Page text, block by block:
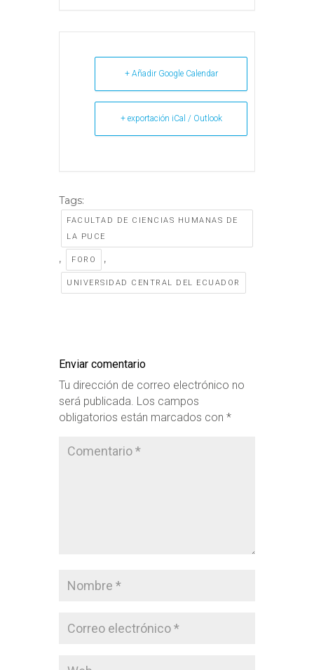
+ Añadir Google Calendar
+ exportación iCal / Outlook
Tags:
FACULTAD DE CIENCIAS HUMANAS DE
LA PUCE
, FORO ,
UNIVERSIDAD CENTRAL DEL ECUADOR
Enviar comentario
Tu dirección de correo electrónico no
será publicada. Los campos
obligatorios están marcados con *